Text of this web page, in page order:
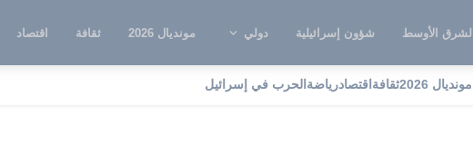
الشرق الأوسط شؤون إسرائيلية دولي مونديال 2026 ثقافة اقتصاد
مونديال 2026 ثقافة اقتصادرياضة الحرب في إسرائيل درنة